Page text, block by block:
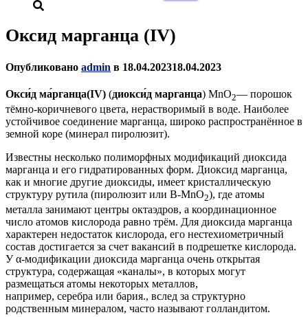
Оксид марганца (IV)
Опубликовано admin в 18.04.202318.04.2023
Окси́д ма́рганца(IV) (диокси́д марганца) MnO2— порошок
тёмно-коричневого цвета, нерастворимый в воде. Наиболее
устойчивое соединение марганца, широко распространённое в
земной коре (минерал пиролюзит).
Известны несколько полиморфных модификаций диоксида
марганца и его гидратированных форм. Диоксид марганца,
как и многие другие диоксиды, имеет кристаллическую
структуру рутила (пиролюзит или B-MnO2), где атомы
металла занимают центры октаэдров, а координационное
число атомов кислорода равно трём. Для диоксида марганца
характерен недостаток кислорода, его нестехиометричный
состав достигается за счет вакансий в подрешетке кислорода.
У α-модификации диоксида марганца очень открытая
структура, содержащая «каналы», в которых могут
размещаться атомы некоторых металлов,
например, серебра или бария., вслед за структурно
родственным минералом, часто называют голландитом.